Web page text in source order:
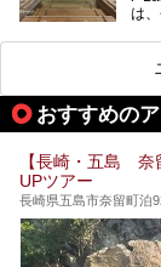
チ)
こ
は
ん
尽
パ
験
「
おすすめの
【長崎・五島 奈
UPツアー
長崎県五島市奈留町泊